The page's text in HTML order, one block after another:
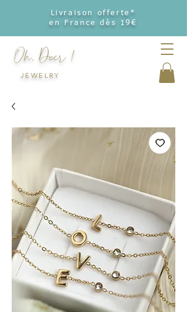
Livraison offerte*
en France dès 19€
Oh, Deer !
JEWELRY